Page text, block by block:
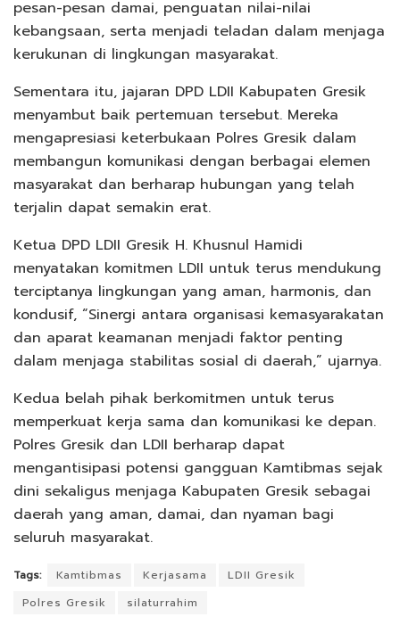
pesan-pesan damai, penguatan nilai-nilai
kebangsaan, serta menjadi teladan dalam menjaga
kerukunan di lingkungan masyarakat.
Sementara itu, jajaran DPD LDII Kabupaten Gresik
menyambut baik pertemuan tersebut. Mereka
mengapresiasi keterbukaan Polres Gresik dalam
membangun komunikasi dengan berbagai elemen
masyarakat dan berharap hubungan yang telah
terjalin dapat semakin erat.
Ketua DPD LDII Gresik H. Khusnul Hamidi
menyatakan komitmen LDII untuk terus mendukung
terciptanya lingkungan yang aman, harmonis, dan
kondusif, “Sinergi antara organisasi kemasyarakatan
dan aparat keamanan menjadi faktor penting
dalam menjaga stabilitas sosial di daerah,” ujarnya.
Kedua belah pihak berkomitmen untuk terus
memperkuat kerja sama dan komunikasi ke depan.
Polres Gresik dan LDII berharap dapat
mengantisipasi potensi gangguan Kamtibmas sejak
dini sekaligus menjaga Kabupaten Gresik sebagai
daerah yang aman, damai, dan nyaman bagi
seluruh masyarakat.
Tags: Kamtibmas Kerjasama
LDII Gresik
Polres Gresik
silaturrahim